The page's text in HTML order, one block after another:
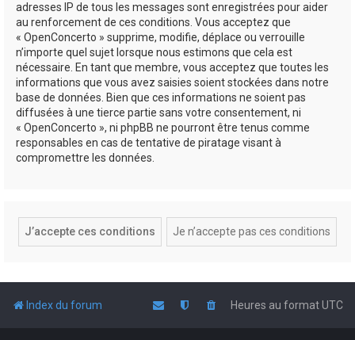
adresses IP de tous les messages sont enregistrées pour aider
au renforcement de ces conditions. Vous acceptez que
« OpenConcerto » supprime, modifie, déplace ou verrouille
n’importe quel sujet lorsque nous estimons que cela est
nécessaire. En tant que membre, vous acceptez que toutes les
informations que vous avez saisies soient stockées dans notre
base de données. Bien que ces informations ne soient pas
diffusées à une tierce partie sans votre consentement, ni
« OpenConcerto », ni phpBB ne pourront être tenus comme
responsables en cas de tentative de piratage visant à
compromettre les données.
Index du forum Heures au formatUTC